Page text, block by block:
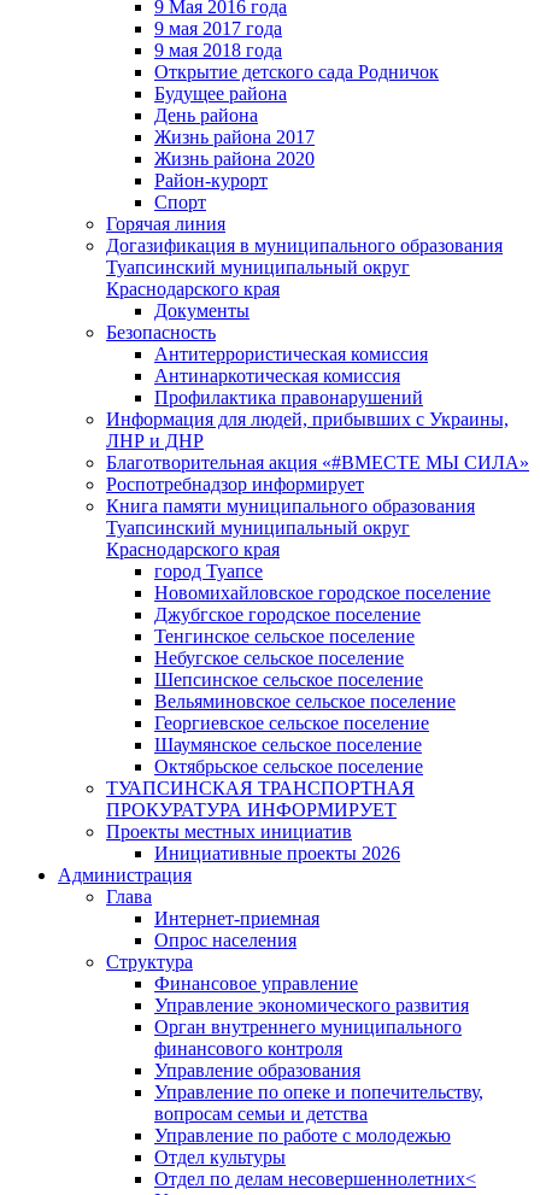
9 Мая 2016 года
9 мая 2017 года
9 мая 2018 года
Открытие детского сада Родничок
Будущее района
День района
Жизнь района 2017
Жизнь района 2020
Район-курорт
Спорт
Горячая линия
Догазификация в муниципального образования
Туапсинский муниципальный округ
Краснодарского края
Документы
Безопасность
Антитеррористическая комиссия
Антинаркотическая комиссия
Профилактика правонарушений
Информация для людей, прибывших с Украины,
ЛНР и ДНР
Благотворительная акция «#ВМЕСТЕ МЫ СИЛА»
Роспотребнадзор информирует
Книга памяти муниципального образования
Туапсинский муниципальный округ
Краснодарского края
город Туапсе
Новомихайловское городское поселение
Джубгское городское поселение
Тенгинское сельское поселение
Небугское сельское поселение
Шепсинское сельское поселение
Вельяминовское сельское поселение
Георгиевское сельское поселение
Шаумянское сельское поселение
Октябрьское сельское поселение
ТУАПСИНСКАЯ ТРАНСПОРТНАЯ
ПРОКУРАТУРА ИНФОРМИРУЕТ
Проекты местных инициатив
Инициативные проекты 2026
Администрация
Глава
Интернет-приемная
Опрос населения
Структура
Финансовое управление
Управление экономического развития
Орган внутреннего муниципального
финансового контроля
Управление образования
Управление по опеке и попечительству,
вопросам семьи и детства
Управление по работе с молодежью
Отдел культуры
Отдел по делам несовершеннолетних<